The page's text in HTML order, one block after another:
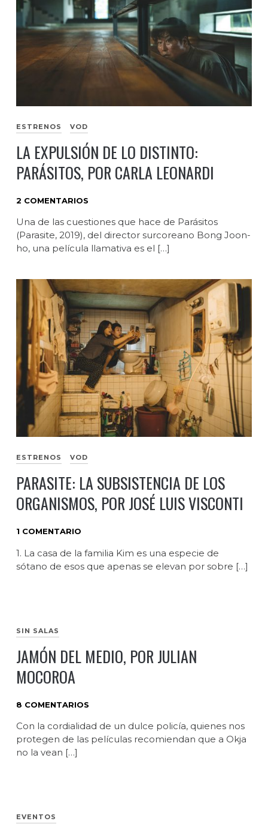
ESTRENOS VOD
LA EXPULSIÓN DE LO DISTINTO:
PARÁSITOS, POR CARLA LEONARDI
2 COMENTARIOS
Una de las cuestiones que hace de Parásitos
(Parasite, 2019), del director surcoreano Bong Joon-
ho, una película llamativa es el […]
ESTRENOS VOD
PARASITE: LA SUBSISTENCIA DE LOS
ORGANISMOS, POR JOSÉ LUIS VISCONTI
1 COMENTARIO
1. La casa de la familia Kim es una especie de
sótano de esos que apenas se elevan por sobre […]
SIN SALAS
JAMÓN DEL MEDIO, POR JULIAN
MOCOROA
8 COMENTARIOS
Con la cordialidad de un dulce policía, quienes nos
protegen de las películas recomiendan que a Okja
no la vean […]
EVENTOS